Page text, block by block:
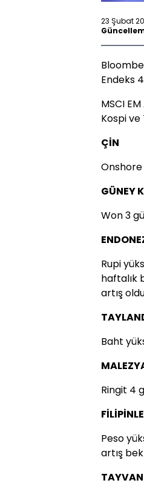
23 Şubat
Endeks
MSCI
Kospi ve
ÇİN
Onshore
GÜNEY
Won 3
Rupi
haftalık
artış
Baht
Ringit 4
Peso
artış
TAYVAN